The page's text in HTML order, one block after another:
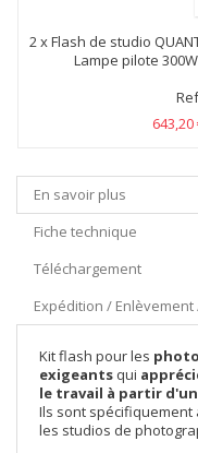
2 xFlash de studio
Lampe pilote
En savoir plus
Fiche technique
Téléchargement
Expédition /
Kit flash pour les
exigeants qui
le travail à partir
Ils sont spécifiquement
les studios de